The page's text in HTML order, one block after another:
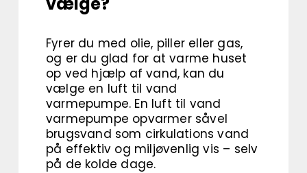
Fyrer du med olie, piller eller gas,
og er du glad for at varme huset
op ved hjælp af vand, kan du
vælge en luft til vand
varmepumpe. En luft til vand
varmepumpe opvarmer såvel
brugsvand som cirkulations vand
på effektiv og miljøvenlig vis – selv
på de kolde dage.